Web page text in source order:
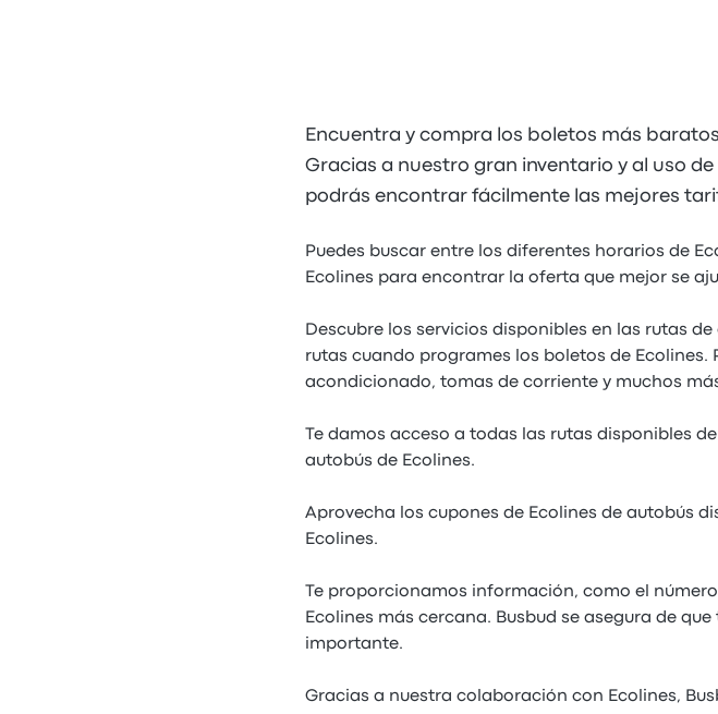
Encuentra y compra los boletos más
Gracias a nuestro gran inventario y al uso
podrás encontrar fácilmente las mejores
Puedes buscar entre los diferentes horarios de
Ecolines para encontrar la oferta que mejor se
Descubre los servicios disponibles en las rutas
rutas cuando programes los boletos de
acondicionado, tomas de corriente y muchos
Te damos acceso a todas las rutas disponibles
autobús de Ecolines.
Aprovecha los cupones de Ecolines de autobús
Ecolines.
Te proporcionamos información, como el
Ecolines más cercana. Busbud se asegura de
importante.
Gracias a nuestra colaboración con Ecolines,